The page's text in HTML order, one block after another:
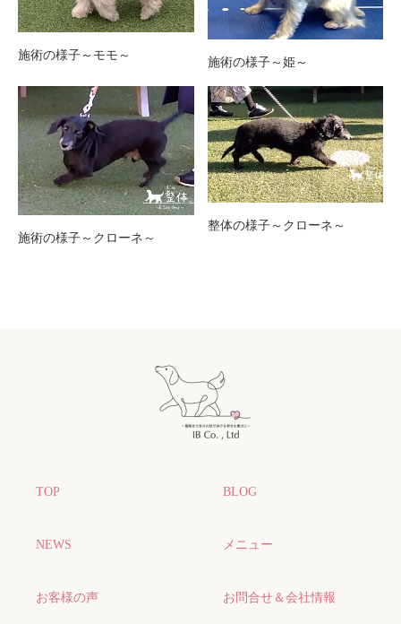
施術の様子～モモ～
施術の様子～姫～
施術の様子～クローネ～
整体の様子～クローネ～
TOP BLOG
NEWS メニュー
お客様の声 お問合せ＆会社情報